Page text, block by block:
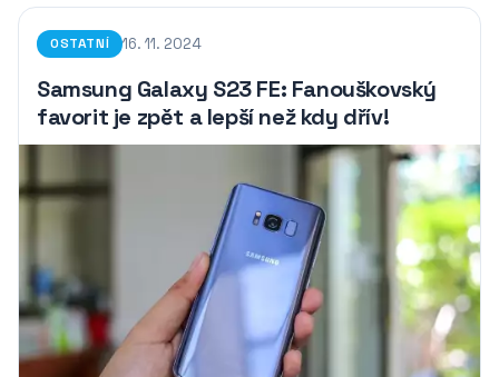
OSTATNÍ 16. 11. 2024
Samsung Galaxy S23 FE: Fanouškovský
favorit je zpět a lepší než kdy dřív!